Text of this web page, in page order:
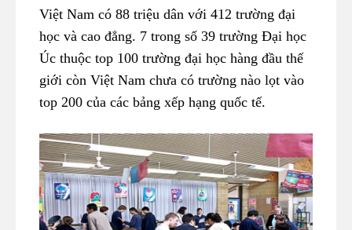
Việt Nam có 88 triệu dân với 412 trường đại
học và cao đẳng. 7 trong số 39 trường Đại học
Úc thuộc top 100 trường đại học hàng đầu thế
giới còn Việt Nam chưa có trường nào lọt vào
top 200 của các bảng xếp hạng quốc tế.